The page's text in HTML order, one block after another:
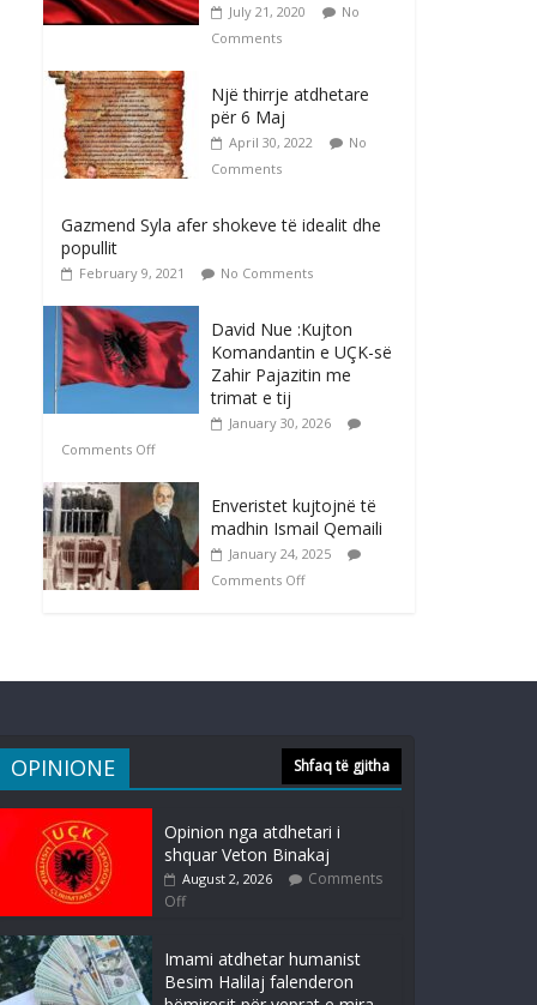
July 21, 2020
No
Comments
Një thirrje atdhetare
për 6 Maj
April 30, 2022
No
Comments
Gazmend Syla afer shokeve të idealit dhe
popullit
February 9, 2021 No Comments
David Nue :Kujton
Komandantin e UÇK-së
Zahir Pajazitin me
trimat e tij
January 30, 2026
Comments Off
Enveristet kujtojnë të
madhin Ismail Qemaili
January 24, 2025
Comments Off
OPINIONE Shfaq të gjitha
Opinion nga atdhetari i
shquar Veton Binakaj
August 2, 2026
Comments
Off
Imami atdhetar humanist
Besim Halilaj falenderon